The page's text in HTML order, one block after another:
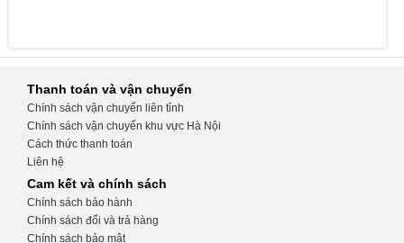
Thanh toán và vận chuyển
Chính sách vận chuyển liên tỉnh
Chính sách vận chuyển khu vực Hà Nội
Cách thức thanh toán
Liên hệ
Cam kết và chính sách
Chính sách bảo hành
Chính sách đổi và trả hàng
Chính sách bảo mật